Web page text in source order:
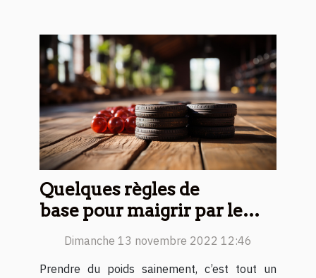
Quelques règles de
base pour maigrir par le
sportDimanche 13 novembre 2022 12:46
Prendre du poids sainement, c’est tout un